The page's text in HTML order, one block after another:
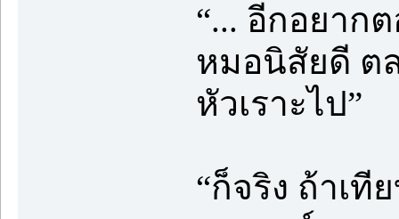
“... อีกอยาก
หมอนิสัยดี ต
หัวเราะไป”
“ก็จริง ถ้าเ